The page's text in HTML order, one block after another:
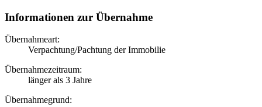
Informationen zur Übernahme
Übernahmeart:
Verpachtung/Pachtung der Immobilie
Übernahmezeitraum:
länger als 3 Jahre
Übernahmegrund: